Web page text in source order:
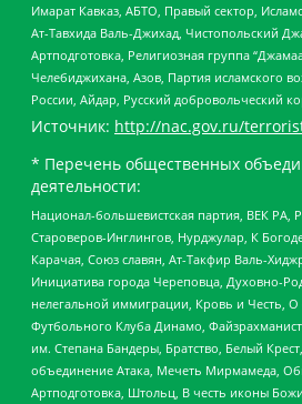
Имарат Кавказ, АБТО, Правый сектор,
Ат-Тавхида Валь-Джихад, Чистопольский
Артподготовка, Религиозная группа
Челебиджихана, Азов, Партия исламского
России, Айдар, Русский добровольческий
Источник: http://nac.gov.ru/
* Перечень общественных
деятельности:
Национал-большевистская партия, ВЕК
Староверов-Инглингов, Нурджулар, К
Карачая, Союз славян, Ат-Такфир Валь-
Инициатива города Череповца, Духовно-
нелегальной иммиграции, Кровь и Честь, О
Футбольного Клуба Динамо,
им. Степана Бандеры, Братство, Белый
объединение Атака, Мечеть Мирмамеда,
Артподготовка, Штольц, В честь иконы